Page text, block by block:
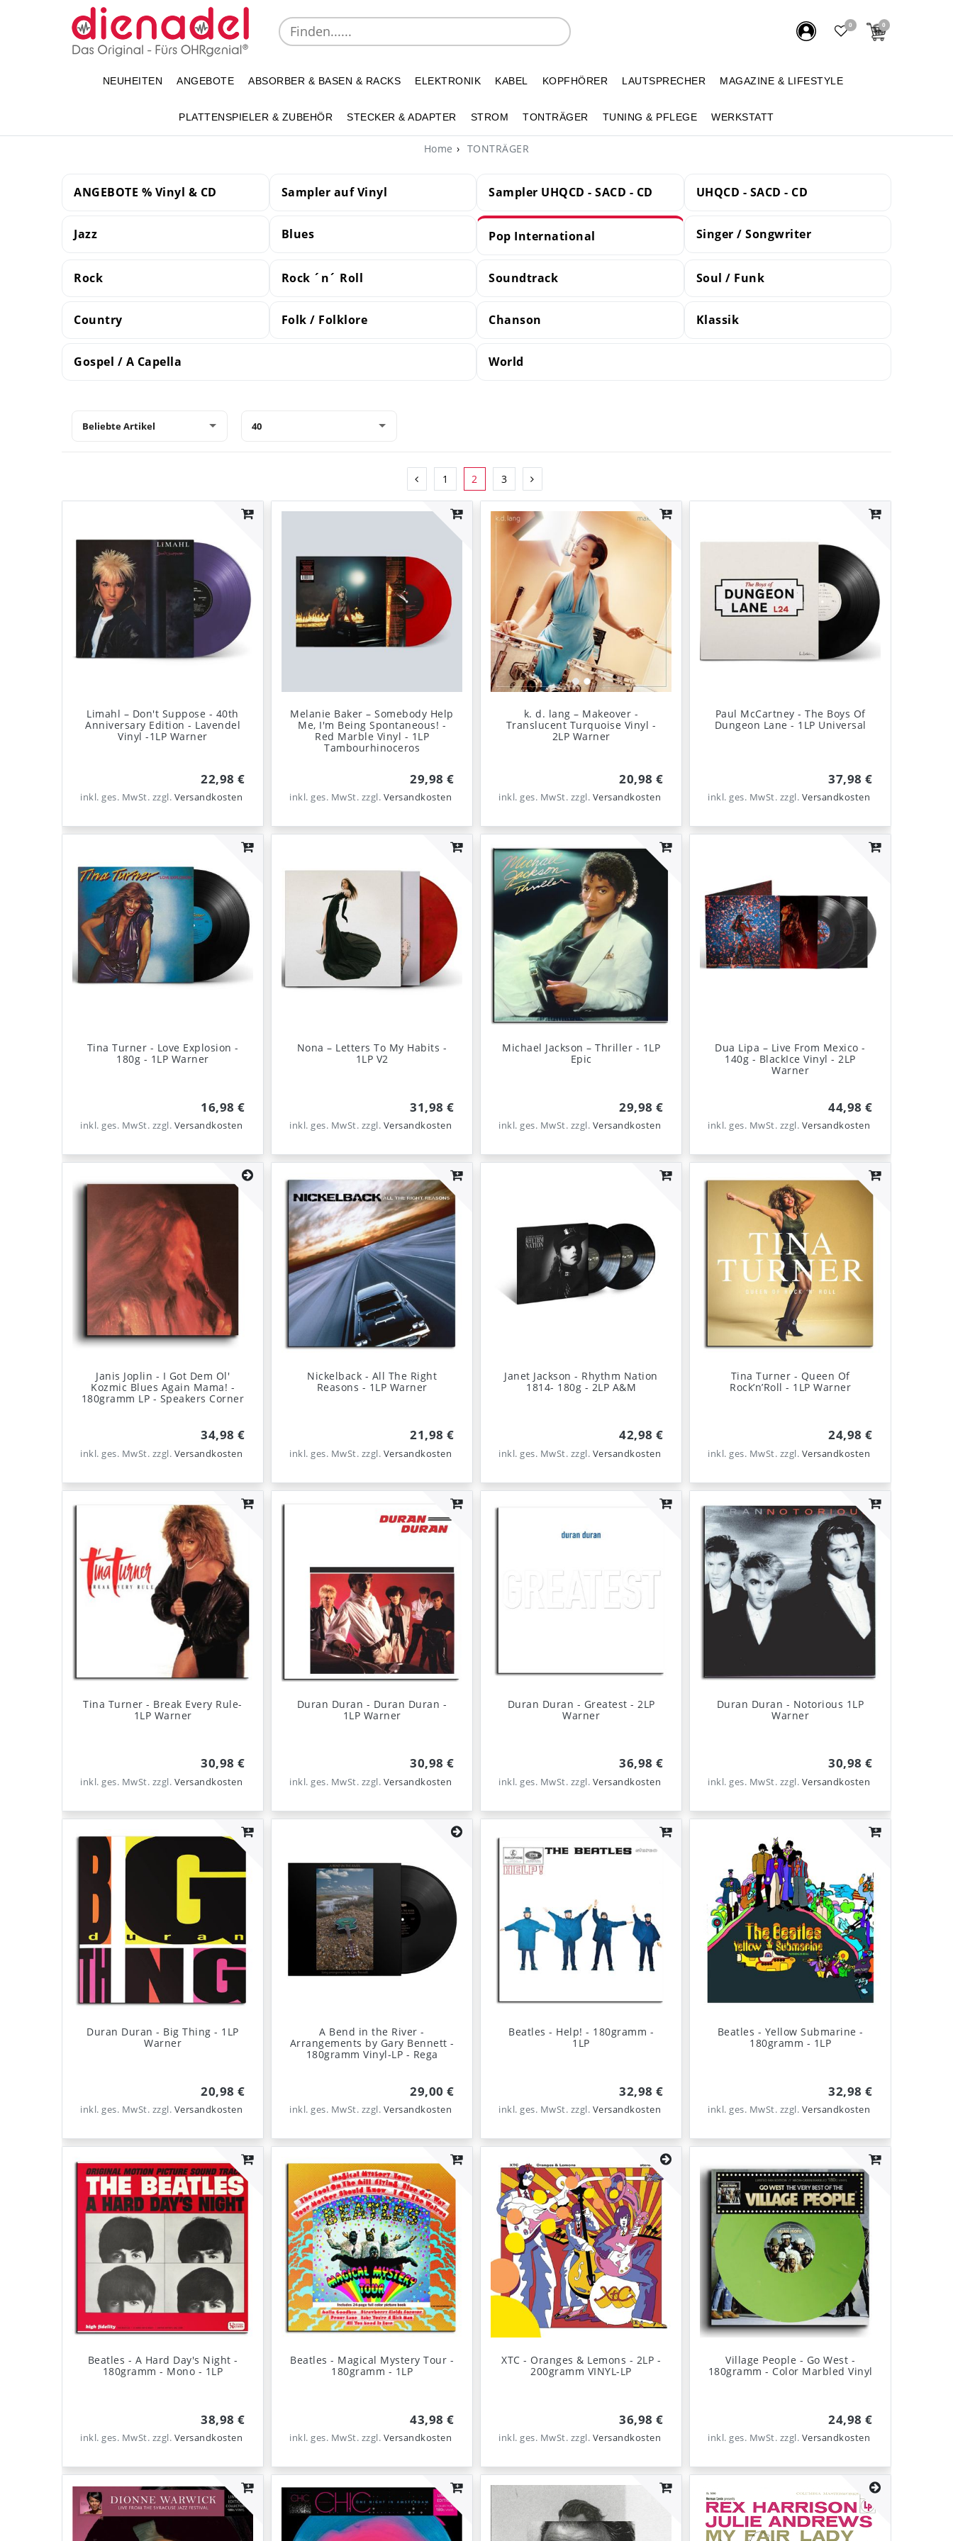
0 0
NEUHEITEN ANGEBOTE ABSORBER & BASEN & RACKS ELEKTRONIK KABEL KOPFHÖRER LAUTSPRECHER MAGAZINE & LIFESTYLE
PLATTENSPIELER & ZUBEHÖR STECKER & ADAPTER STROM TONTRÄGER TUNING & PFLEGE WERKSTATT
Home TONTRÄGER
ANGEBOTE % Vinyl & CD Sampler auf Vinyl Sampler UHQCD - SACD - CD UHQCD - SACD - CD
Jazz Blues Pop International Singer / Songwriter
Rock Rock ´n´ Roll Soundtrack Soul / Funk
Country Folk / Folklore Chanson Klassik
Gospel / A Capella World
1 2 3
Limahl – Don't Suppose - 40th
Anniversary Edition - Lavendel
Vinyl -1LP Warner
22,98 €
inkl. ges. MwSt. zzgl. Versandkosten
Melanie Baker – Somebody Help
Me, I'm Being Spontaneous! -
Red Marble Vinyl - 1LP
Tambourhinoceros
29,98 €
inkl. ges. MwSt. zzgl. Versandkosten
k. d. lang – Makeover -
Translucent Turquoise Vinyl -
2LP Warner
20,98 €
inkl. ges. MwSt. zzgl. Versandkosten
Paul McCartney - The Boys Of
Dungeon Lane - 1LP Universal
37,98 €
inkl. ges. MwSt. zzgl. Versandkosten
Tina Turner - Love Explosion -
180g - 1LP Warner
16,98 €
inkl. ges. MwSt. zzgl. Versandkosten
Nona – Letters To My Habits -
1LP V2
31,98 €
inkl. ges. MwSt. zzgl. Versandkosten
Michael Jackson – Thriller - 1LP
Epic
29,98 €
inkl. ges. MwSt. zzgl. Versandkosten
Dua Lipa – Live From Mexico -
140g - BlackIce Vinyl - 2LP
Warner
44,98 €
inkl. ges. MwSt. zzgl. Versandkosten
Janis Joplin - I Got Dem Ol'
Kozmic Blues Again Mama! -
180gramm LP - Speakers Corner
34,98 €
inkl. ges. MwSt. zzgl. Versandkosten
Nickelback - All The Right
Reasons - 1LP Warner
21,98 €
inkl. ges. MwSt. zzgl. Versandkosten
Janet Jackson - Rhythm Nation
1814- 180g - 2LP A&M
42,98 €
inkl. ges. MwSt. zzgl. Versandkosten
Tina Turner - Queen Of
Rock’n’Roll - 1LP Warner
24,98 €
inkl. ges. MwSt. zzgl. Versandkosten
Tina Turner - Break Every Rule-
1LP Warner
30,98 €
inkl. ges. MwSt. zzgl. Versandkosten
Duran Duran - Duran Duran -
1LP Warner
30,98 €
inkl. ges. MwSt. zzgl. Versandkosten
Duran Duran - Greatest - 2LP
Warner
36,98 €
inkl. ges. MwSt. zzgl. Versandkosten
Duran Duran - Notorious 1LP
Warner
30,98 €
inkl. ges. MwSt. zzgl. Versandkosten
Duran Duran - Big Thing - 1LP
Warner
20,98 €
inkl. ges. MwSt. zzgl. Versandkosten
A Bend in the River -
Arrangements by Gary Bennett -
180gramm Vinyl-LP - Rega
29,00 €
inkl. ges. MwSt. zzgl. Versandkosten
Beatles - Help! - 180gramm -
1LP
32,98 €
inkl. ges. MwSt. zzgl. Versandkosten
Beatles - Yellow Submarine -
180gramm - 1LP
32,98 €
inkl. ges. MwSt. zzgl. Versandkosten
Beatles - A Hard Day's Night -
180gramm - Mono - 1LP
38,98 €
inkl. ges. MwSt. zzgl. Versandkosten
Beatles - Magical Mystery Tour -
180gramm - 1LP
43,98 €
inkl. ges. MwSt. zzgl. Versandkosten
XTC - Oranges & Lemons - 2LP -
200gramm VINYL-LP
36,98 €
inkl. ges. MwSt. zzgl. Versandkosten
Village People - Go West -
180gramm - Color Marbled Vinyl
24,98 €
inkl. ges. MwSt. zzgl. Versandkosten